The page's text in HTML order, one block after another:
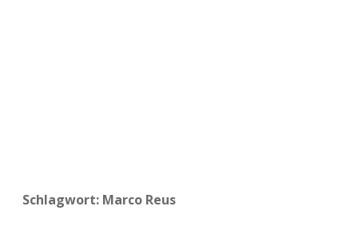
Schlagwort: Marco Reus